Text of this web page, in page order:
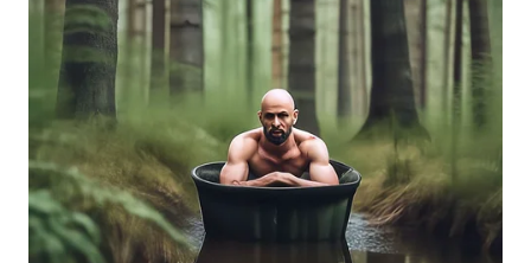
MALUT
WN
DAIRI
WN
DANAU
TOBA